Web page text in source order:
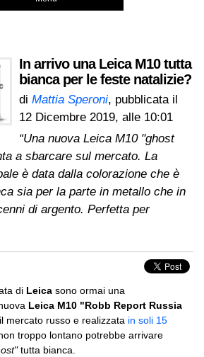
In arrivo una Leica M10 tutta
bianca per le feste natalizie?
di Mattia Speroni, pubblicata il
12 Dicembre 2019, alle 10:01
“Una nuova Leica M10 "ghost
a sbarcare sul mercato. La
è data dalla colorazione che è
sia per la parte in metallo che in
di argento. Perfetta per
di Leica sono ormai una
Leica M10 "Robb Report Russia
mercato russo e realizzata in soli 15
troppo lontano potrebbe arrivare
tutta bianca.